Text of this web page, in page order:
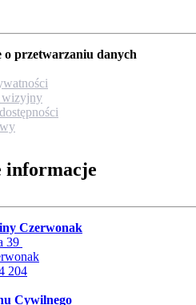
o przetwarzaniu danych
wizyjny
informacje
Czerwonak
39
204
Cywilnego